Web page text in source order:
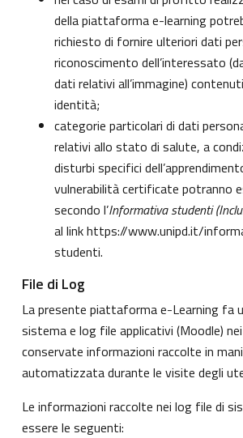
della piattaforma e-learning
richiesto di fornire ulteriori dati
riconoscimento dell’interessato
dati relativi all’immagine)
identità;
categorie particolari di dati
relativi allo stato di salute, a
disturbi specifici
vulnerabilità certificate potranno
secondo l’Informativa studenti
al linkhttps://www.unipd.it/
studenti.
File di Log
La presente piattaforma e-Learning fa
sistema e log file applicativi (Moodle)
conservate informazioni raccolte in
automatizzata durante le visite degli
Le informazioni raccolte nei log file di
essere le seguenti: